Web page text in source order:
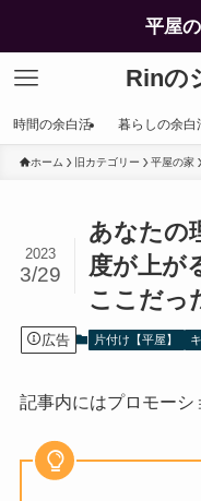
平屋
Rinの
時間の余白活 暮らしの余白
ホーム 旧カテゴリー 平屋の家
あなたの
度が上が
ここだっ
2023
3/29
広告 片付け【平屋】
記事内にはプロモーシ